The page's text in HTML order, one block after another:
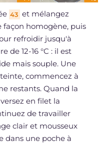
43 et mélangez
façon homogène, puis
refroidir jusqu'à
de 12-16 °C : il est
mais souple. Une
commencez à
restants. Quand la
en filet la
de travailler
clair et mousseux
dans une poche à